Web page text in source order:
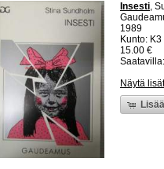
Insesti,
1989
Kunto:
15.00 €
Näytä